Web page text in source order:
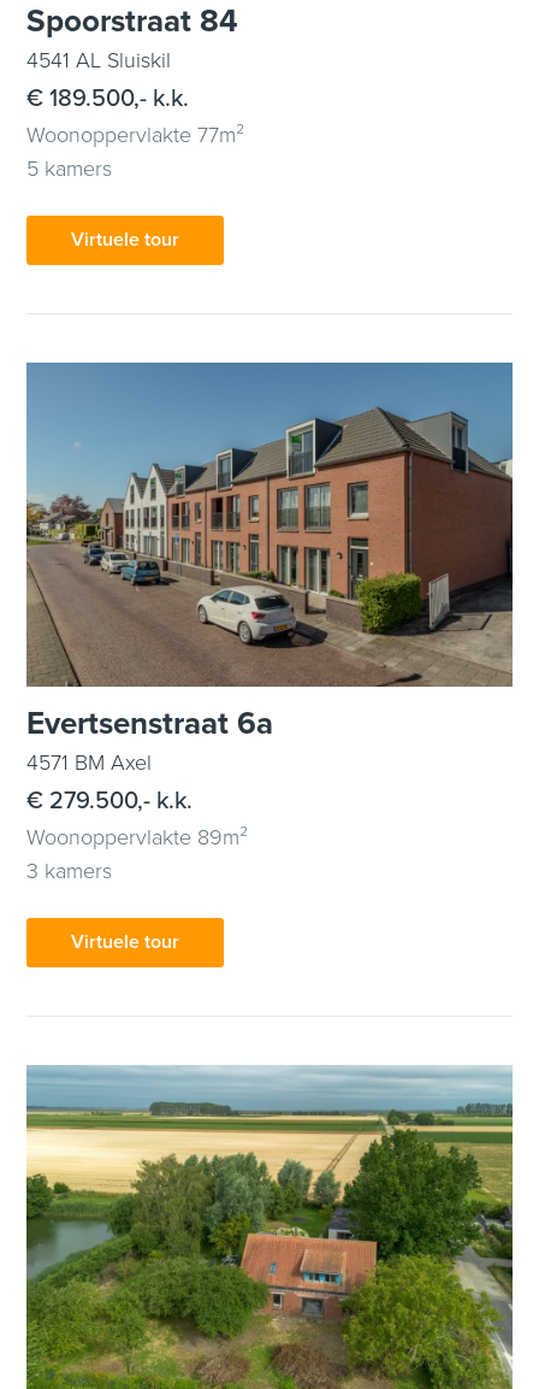
Spoorstraat 84
4541 AL Sluiskil
€ 189.500,- k.k.
Woonoppervlakte 77m²
5 kamers
Virtuele tour
Evertsenstraat 6a
4571 BM Axel
€ 279.500,- k.k.
Woonoppervlakte 89m²
3 kamers
Virtuele tour